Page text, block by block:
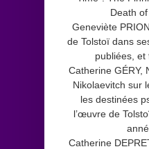
Death
Geneviète
de Tolstoï dans
publiées, et
Catherine GÉRY,
Nikolaevitch sur
les destinées
l’œuvre de
Catherine